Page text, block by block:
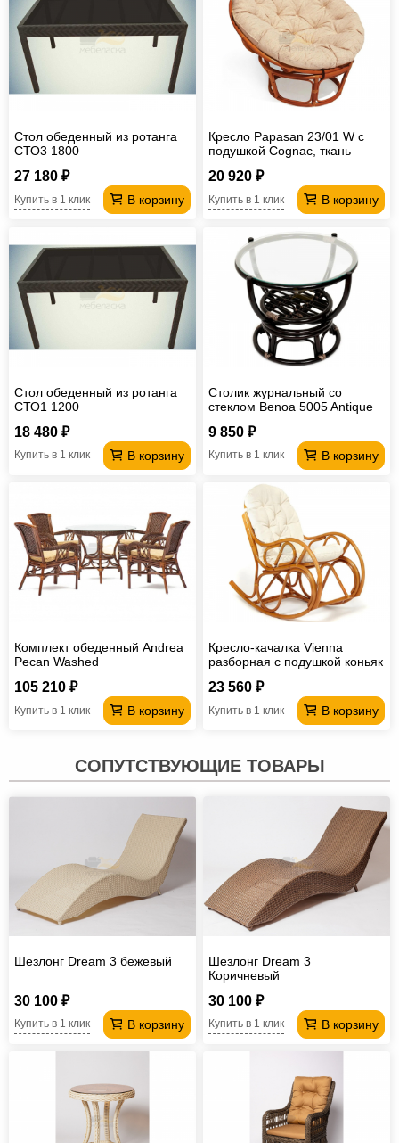
Стол обеденный из ротанга
СТО3 1800
27 180 ₽
В корзину
Купить в 1 клик
Кресло Papasan 23/01 W с
подушкой Cognac, ткань
20 920 ₽
В корзину
Купить в 1 клик
Стол обеденный из ротанга
СТО1 1200
18 480 ₽
В корзину
Купить в 1 клик
Столик журнальный со
стеклом Benoa 5005 Antique
9 850 ₽
В корзину
Купить в 1 клик
Комплект обеденный Andrea
Pecan Washed
105 210 ₽
В корзину
Купить в 1 клик
Кресло-качалка Vienna
разборная с подушкой коньяк
23 560 ₽
В корзину
Купить в 1 клик
СОПУТСТВУЮЩИЕ ТОВАРЫ
Шезлонг Dream 3 бежевый
30 100 ₽
В корзину
Купить в 1 клик
Шезлонг Dream 3
Коричневый
30 100 ₽
В корзину
Купить в 1 клик